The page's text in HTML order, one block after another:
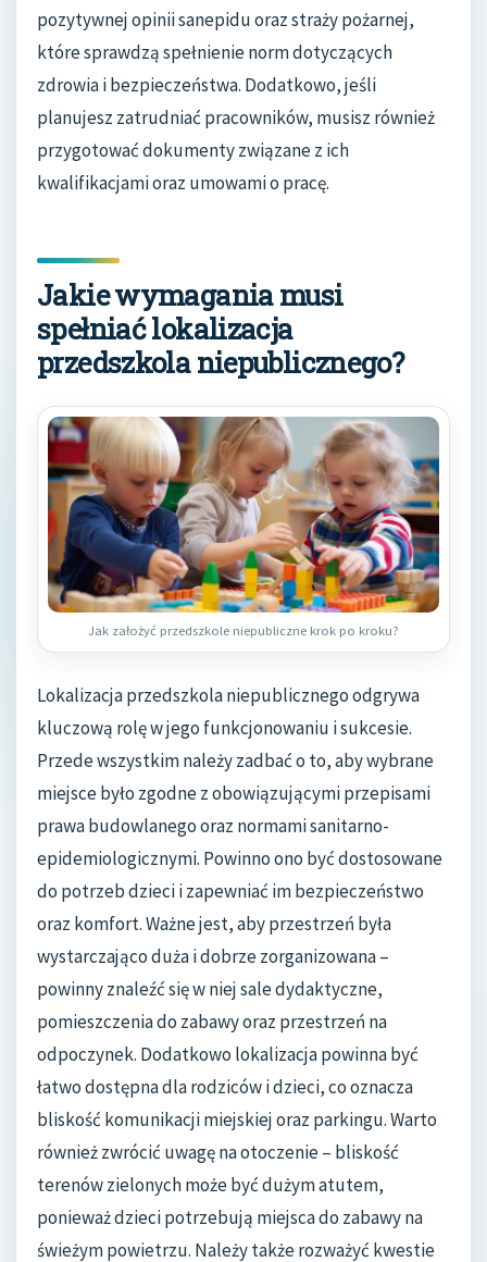
pozytywnej opinii sanepidu oraz straży pożarnej,
które sprawdzą spełnienie norm dotyczących
zdrowia i bezpieczeństwa. Dodatkowo, jeśli
planujesz zatrudniać pracowników, musisz również
przygotować dokumenty związane z ich
kwalifikacjami oraz umowami o pracę.
Jakie wymagania musi
spełniać lokalizacja
przedszkola niepublicznego?
Jak założyć przedszkole niepubliczne krok po kroku?
Lokalizacja przedszkola niepublicznego odgrywa
kluczową rolę w jego funkcjonowaniu i sukcesie.
Przede wszystkim należy zadbać o to, aby wybrane
miejsce było zgodne z obowiązującymi przepisami
prawa budowlanego oraz normami sanitarno-
epidemiologicznymi. Powinno ono być dostosowane
do potrzeb dzieci i zapewniać im bezpieczeństwo
oraz komfort. Ważne jest, aby przestrzeń była
wystarczająco duża i dobrze zorganizowana –
powinny znaleźć się w niej sale dydaktyczne,
pomieszczenia do zabawy oraz przestrzeń na
odpoczynek. Dodatkowo lokalizacja powinna być
łatwo dostępna dla rodziców i dzieci, co oznacza
bliskość komunikacji miejskiej oraz parkingu. Warto
również zwrócić uwagę na otoczenie – bliskość
terenów zielonych może być dużym atutem,
ponieważ dzieci potrzebują miejsca do zabawy na
świeżym powietrzu. Należy także rozważyć kwestie